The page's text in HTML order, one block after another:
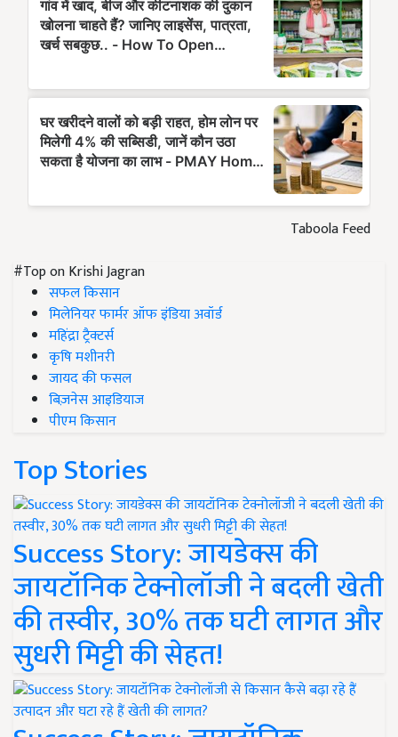
Taboola Feed
#Top on Krishi Jagran
सफल किसान
मिलेनियर फार्मर ऑफ इंडिया अवॉर्ड
महिंद्रा ट्रैक्टर्स
कृषि मशीनरी
जायद की फसल
बिज़नेस आइडियाज
पीएम किसान
Top Stories
Success Story: जायडेक्स की
जायटॉनिक टेक्नोलॉजी ने बदली खेती
की तस्वीर, 30% तक घटी लागत और
सुधरी मिट्टी की सेहत!